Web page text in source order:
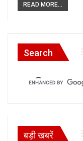
READ MORE...
Search
बड़ी खबरें